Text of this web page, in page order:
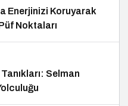
Enerjinizi Koruyarak
Noktaları
Selman